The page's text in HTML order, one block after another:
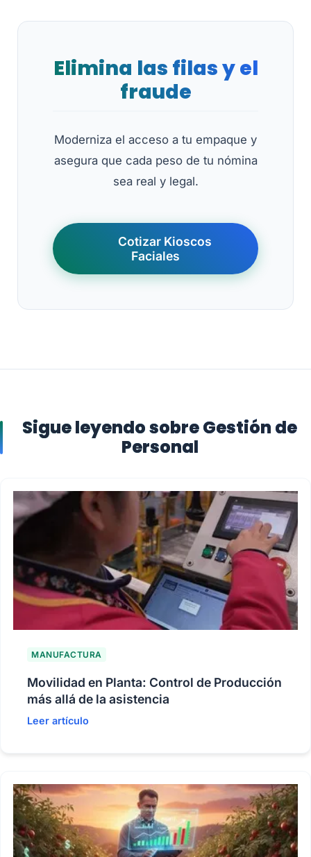
Elimina las filas y el
fraude
Moderniza el acceso a tu empaque y
asegura que cada peso de tu nómina
sea real y legal.
Cotizar Kioscos
Faciales
Sigue leyendo sobre Gestión de
Personal
MANUFACTURA
Movilidad en Planta: Control de Producción
más allá de la asistencia
Leer artículo